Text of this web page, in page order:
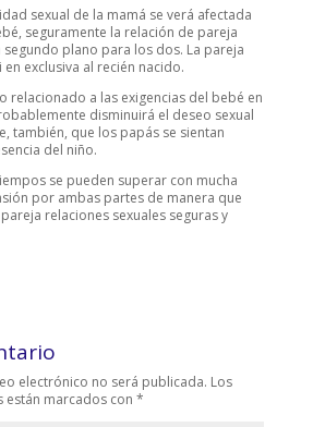
sexual de la mamá se verá afectada
seguramente la relación de pareja
plano para los dos. La pareja
exclusiva al recién nacido.
relacionado a las exigencias del bebé en
disminuirá el deseo sexual
también, que los papás se sientan
del niño.
se pueden superar con mucha
por ambas partes de manera que
relaciones sexuales seguras y
electrónico no será publicada. Los
marcados con *